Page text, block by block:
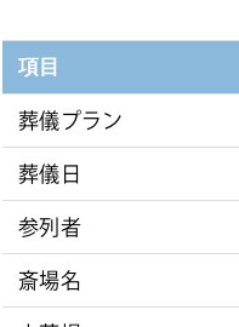
項目
葬儀プラン
葬儀日
参列者
斎場名